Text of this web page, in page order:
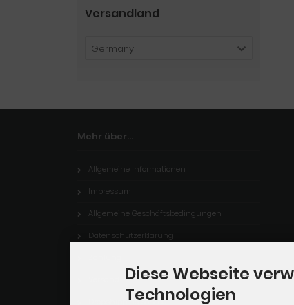
Versandland
Germany
Mehr über...
Allgemeine Informationen
Impressum
Allgemeine Geschäftsbedingungen
Datenschutzerklärung
Dropshipping Service
Diese Webseite
Technologien